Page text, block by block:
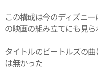
この構成は今のディズニ
の映画の組み立てにも見ら
タイトルのビートルズの
は無かった